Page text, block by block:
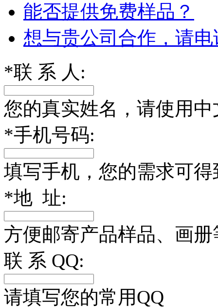
能否提供免费样品？
想与贵公司合作，请
*联 系 人:
您的真实姓名，请使用中
*手机号码:
填写手机，您的需求可
*地 址:
方便邮寄产品样品、画
联 系 QQ:
请填写您的常用QQ